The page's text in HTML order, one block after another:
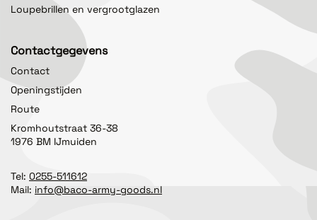
Loupebrillen en vergrootglazen
Contactgegevens
Contact
Openingstijden
Route
Kromhoutstraat 36-38
1976 BM IJmuiden
Tel: 0255-511612
Mail: info@baco-army-goods.nl